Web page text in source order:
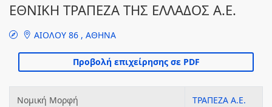
ΕΘΝΙΚΗ ΤΡΑΠΕΖΑ ΤΗΣ ΕΛΛΑΔΟΣ Α.Ε.
ΑΙΟΛΟΥ 86 , ΑΘΗΝΑ
Νομική Μορφή ΤΡΑΠΕΖΑ Α.Ε.